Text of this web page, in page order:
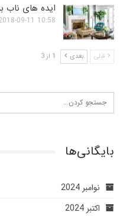
ایده های ناب
10:58 2018-09-11
قبلی بعدی 1 از 3
بایگانی‌ها
نوامبر 2024
اکتبر 2024